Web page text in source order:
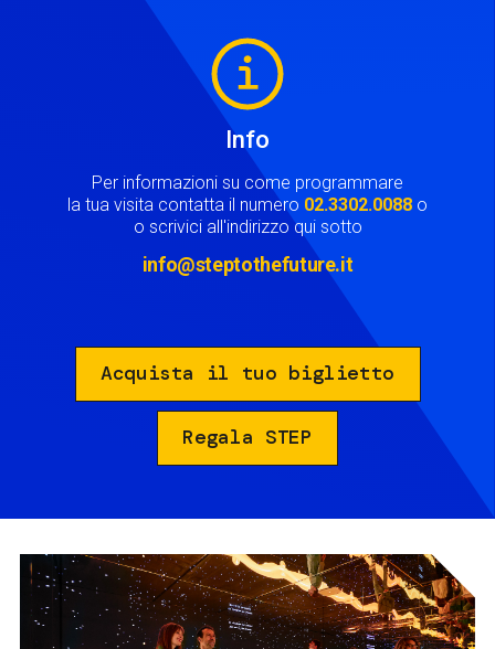
Info
Per informazioni su come programmare
la tua visita contatta il numero 02.3302.0088 o
o scrivici all'indirizzo qui sotto
info@steptothefuture.it
Acquista il tuo biglietto
Regala STEP